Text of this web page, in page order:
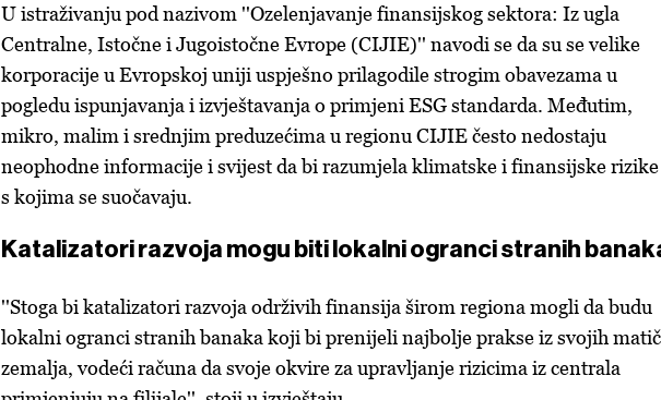
U istraživanju pod nazivom ''Ozelenjavanje finansijskog sektora: Iz ugla
Centralne, Istočne i Jugoistočne Evrope (CIJIE)'' navodi se da su se velike
korporacije u Evropskoj uniji uspješno prilagodile strogim obavezama u
pogledu ispunjavanja i izvještavanja o primjeni ESG standarda. Međutim,
mikro, malim i srednjim preduzećima u regionu CIJIE često nedostaju
neophodne informacije i svijest da bi razumjela klimatske i finansijske rizike
s kojima se suočavaju.
Katalizatori razvoja mogu biti lokalni ogranci stranih
''Stoga bi katalizatori razvoja održivih finansija širom regiona mogli da budu
lokalni ogranci stranih banaka koji bi prenijeli najbolje prakse iz svojih
zemalja, vodeći računa da svoje okvire za upravljanje rizicima iz centrala